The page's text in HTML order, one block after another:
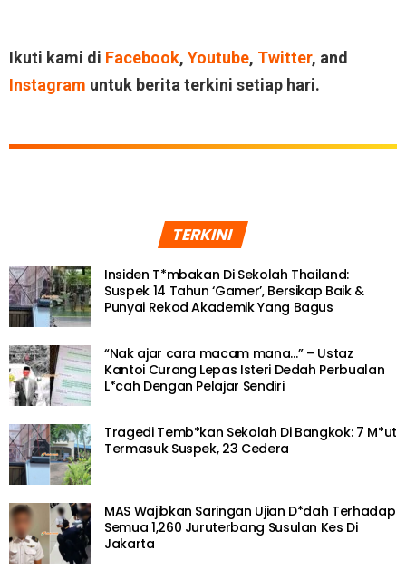
Ikuti kami di Facebook, Youtube, Twitter, and
Instagram untuk berita terkini setiap hari.
TERKINI
Insiden T*mbakan Di Sekolah Thailand:
Suspek 14 Tahun ‘Gamer’, Bersikap Baik &
Punyai Rekod Akademik Yang Bagus
“Nak ajar cara macam mana…” – Ustaz
Kantoi Curang Lepas Isteri Dedah Perbualan
L*cah Dengan Pelajar Sendiri
Tragedi Temb*kan Sekolah Di Bangkok: 7 M*ut
Termasuk Suspek, 23 Cedera
MAS Wajibkan Saringan Ujian D*dah Terhadap
Semua 1,260 Juruterbang Susulan Kes Di
Jakarta